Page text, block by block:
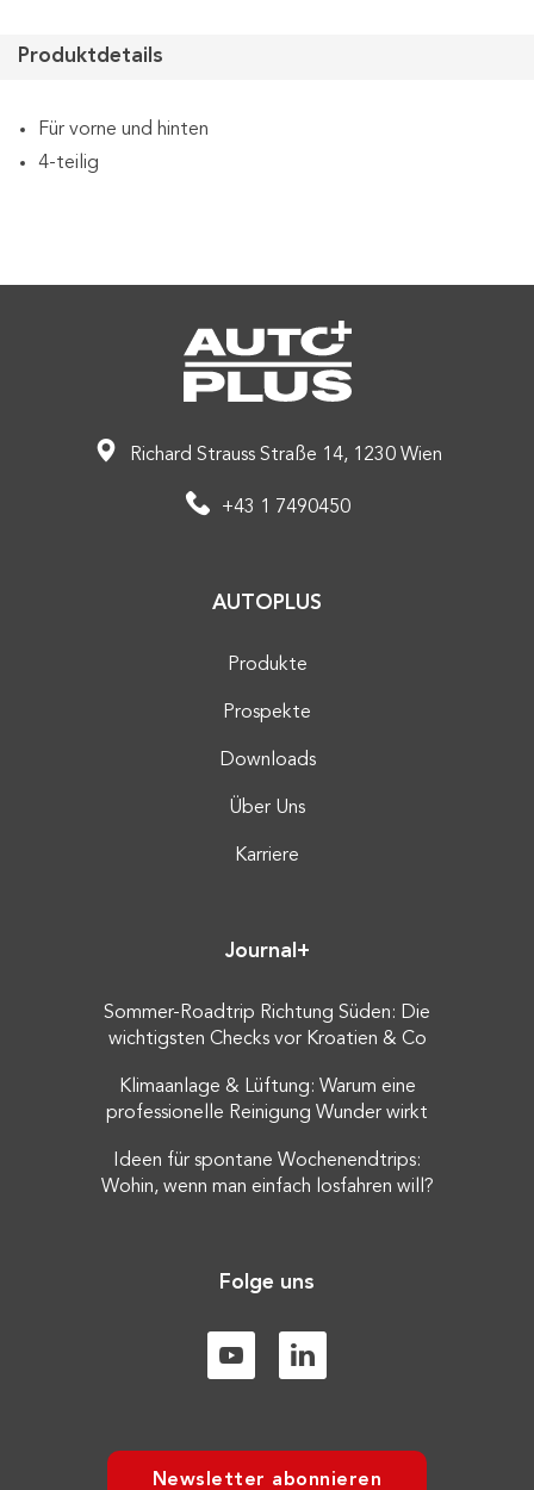
Produktdetails
Für vorne und hinten
4-teilig
Richard Strauss Straße 14, 1230 Wien
+43 1 7490450
AUTOPLUS
Produkte
Prospekte
Downloads
Über Uns
Karriere
Journal+
Sommer-Roadtrip Richtung Süden: Die
wichtigsten Checks vor Kroatien & Co
Klimaanlage & Lüftung: Warum eine
professionelle Reinigung Wunder wirkt
Ideen für spontane Wochenendtrips:
Wohin, wenn man einfach losfahren will?
Folge uns
Newsletter abonnieren